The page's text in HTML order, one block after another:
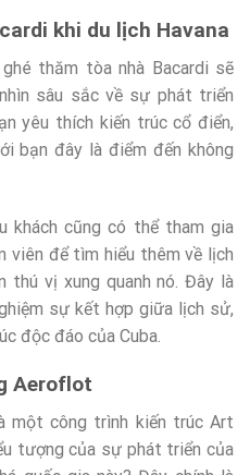
khi du lịch Havana
thăm tòa nhà Bacardi sẽ
sâu sắc về sự phát triển
yêu thích kiến trúc cổ điển,
bạn đây là điểm đến không
khách cũng có thể tham gia
viên để tìm hiểu thêm về lịch
thú vị xung quanh nó. Đây là
sự kết hợp giữa lịch sử,
độc đáo của Cuba.
Aeroflot
một công trình kiến trúc Art
tượng của sự phát triển của